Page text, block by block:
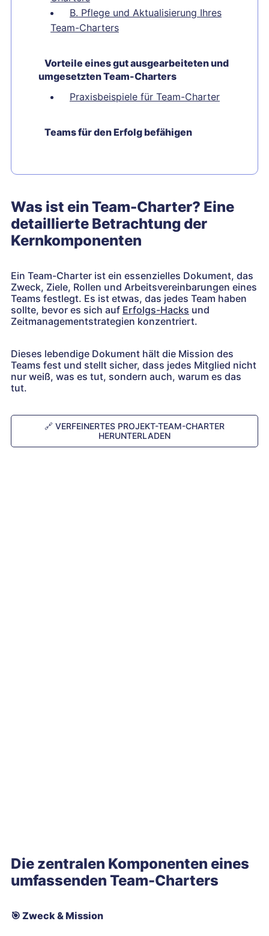
B. Pflege und Aktualisierung Ihres
Team-Charters
Vorteile eines gut ausgearbeiteten und
umgesetzten Team-Charters
Praxisbeispiele für Team-Charter
Teams für den Erfolg befähigen
Was ist ein Team-Charter? Eine
detaillierte Betrachtung der
Kernkomponenten
Ein Team-Charter ist ein essenzielles Dokument, das
Zweck, Ziele, Rollen und Arbeitsvereinbarungen eines
Teams festlegt. Es ist etwas, das jedes Team haben
sollte, bevor es sich auf Erfolgs-Hacks und
Zeitmanagementstrategien konzentriert.
Dieses lebendige Dokument hält die Mission des
Teams fest und stellt sicher, dass jedes Mitglied nicht
nur weiß, was es tut, sondern auch, warum es das
tut.
🔗 VERFEINERTES PROJEKT-TEAM-CHARTER
HERUNTERLADEN
Die zentralen Komponenten eines
umfassenden Team-Charters
🎯 Zweck & Mission